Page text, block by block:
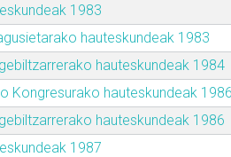
1983
hauteskundeak 1983
hauteskundeak 1984
Kongresurako hauteskundeak 1986
hauteskundeak 1986
1987